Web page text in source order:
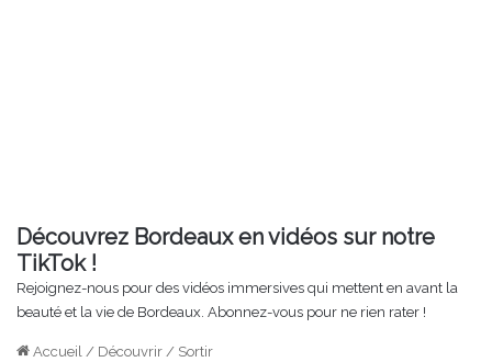
Découvrez Bordeaux en vidéos sur notre
TikTok !
Rejoignez-nous pour des vidéos immersives qui mettent en avant la
beauté et la vie de Bordeaux. Abonnez-vous pour ne rien rater !
Accueil / Découvrir / Sortir